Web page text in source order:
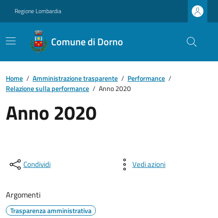
Regione Lombardia
Comune di Dorno
Home / Amministrazione trasparente / Performance /
Relazione sulla performance / Anno 2020
Anno 2020
Condividi Vedi azioni
Argomenti
Trasparenza amministrativa